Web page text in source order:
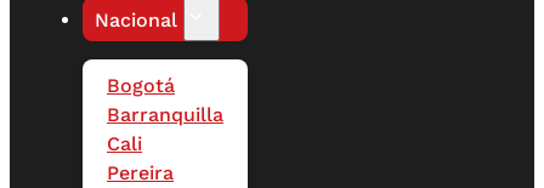
Nacional
Bogotá
Barranquilla
Cali
Pereira